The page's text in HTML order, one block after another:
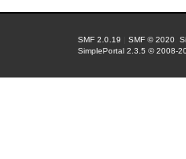
SMF 2.0.19 |SMF © 2020 ,
SimplePortal 2.3.5 © 2008-